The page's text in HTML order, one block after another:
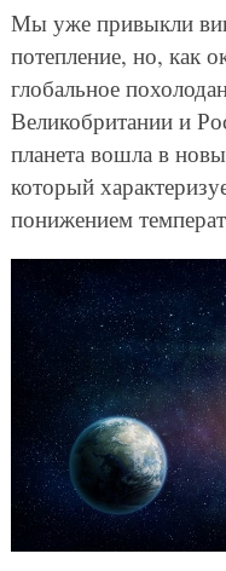
Мы уже привыкли
потепление, но, как
глобальное
Великобритании и
планета вошла в
который
понижением